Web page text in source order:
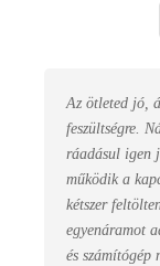
Az ötleted jó,
feszültségre.
ráadásul igen
működik a
kétszer
egyenáramot
és számítógép